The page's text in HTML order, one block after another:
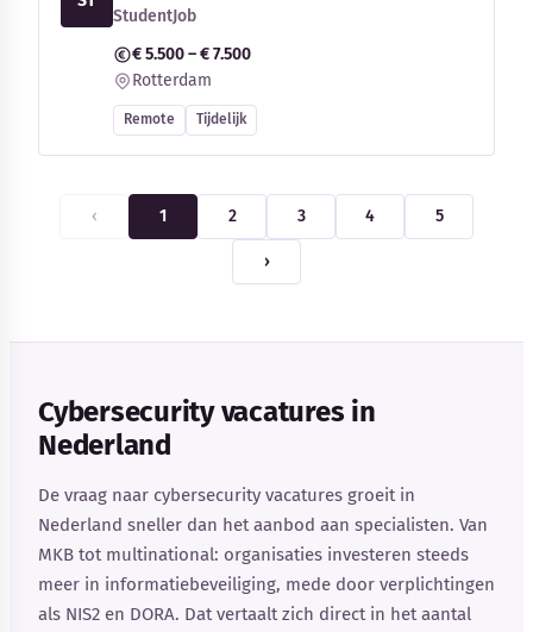
StudentJob
€ 5.500 – € 7.500
Rotterdam
Remote Tijdelijk
‹ 1 2 3 4 5
›
Cybersecurity vacatures in
Nederland
De vraag naar cybersecurity vacatures groeit in
Nederland sneller dan het aanbod aan specialisten. Van
MKB tot multinational: organisaties investeren steeds
meer in informatiebeveiliging, mede door verplichtingen
als NIS2 en DORA. Dat vertaalt zich direct in het aantal